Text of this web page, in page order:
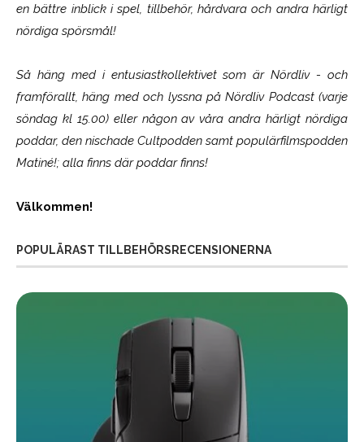
en bättre inblick i spel, tillbehör, hårdvara och andra härligt
nördiga spörsmål!
Så häng med i entusiastkollektivet som ärNördliv- och
framförallt, häng med och lyssna på Nördliv Podcast (varje
söndag kl 15.00) eller någon av våra andra härligt nördiga
poddar, den nischade Cultpodden samt populärfilmspodden
Matiné!; alla finns där poddar finns!
Välkommen!
POPULÄRAST TILLBEHÖRSRECENSIONERNA